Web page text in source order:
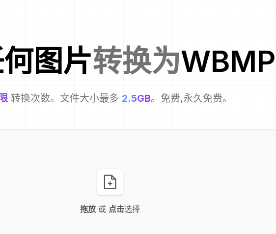
图片转换为WBMP
转换次数。文件大小最多 2.5GB。免费,永久免费。
拖放 或 点击选择